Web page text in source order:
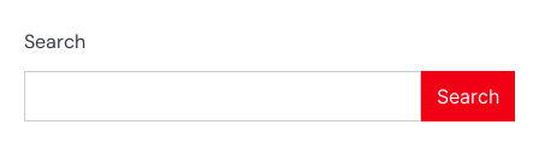
Search
Search